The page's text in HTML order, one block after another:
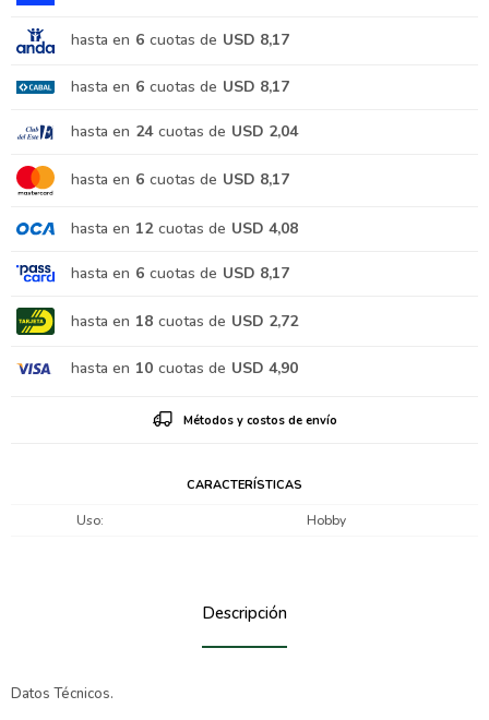
hasta en 6 cuotas de USD 8,17
hasta en 6 cuotas de USD 8,17
hasta en 24 cuotas de USD 2,04
hasta en 6 cuotas de USD 8,17
hasta en 12 cuotas de USD 4,08
hasta en 6 cuotas de USD 8,17
hasta en 18 cuotas de USD 2,72
hasta en 10 cuotas de USD 4,90
Métodos y costos de envío
CARACTERÍSTICAS
Uso Hobby
Descripción
Datos Técnicos.